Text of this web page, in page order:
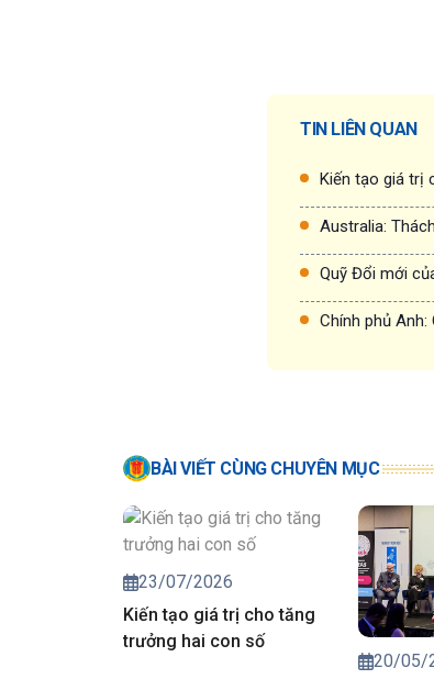
TIN LIÊN QUAN
Kiến tạo giá trị
Australia:
Quỹ Đổi mới
Chính phủ
BÀI VIẾT CÙNG CHUYÊN MỤC
23/07/2026
Kiến tạo giá trị cho tăng
trưởng hai con số
20/05/